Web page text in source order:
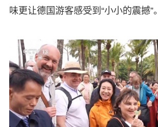
味更让德国游客感受到“小小的震撼”。